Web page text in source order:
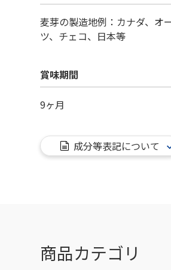
麦芽の製造地例：カナダ、オ
ツ、チェコ、日本等
賞味期間
9ヶ月
成分等表記について
商品カテゴリ